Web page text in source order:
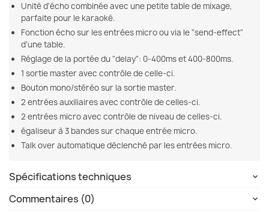
Unité d'écho combinée avec une petite table de mixage,
parfaite pour le karaoké.
Fonction écho sur les entrées micro ou via le "send-effect"
d'une table.
Réglage de la portée du "delay": 0-400ms et 400-800ms.
1 sortie master avec contrôle de celle-ci.
Bouton mono/stéréo sur la sortie master.
2 entrées auxiliaires avec contrôle de celles-ci.
2 entrées micro avec contrôle de niveau de celles-ci.
égaliseur à 3 bandes sur chaque entrée micro.
Talk over automatique déclenché par les entrées micro.
Spécifications techniques
Commentaires (0)